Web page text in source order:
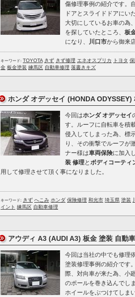
傷修理事例の紹介です。
ドアとスライドドアにい
大切にしているお車の為、
を探していたところ、 板
になり、 川口市から御来
キーワード: TOYOTA きず きず修理 エネオスプリカ トヨタ
金 板金塗装 練馬区 自動車修理 落書きキズ
ホンダ オデッセイ (HONDA ODYSSEY)
今回はホンダ オデッセイ
す。ルーフに自転車を積
侵入してしまった為、標
り、その衝撃でルーフが
ナー様は車両保険に加入
装 修理と ボディコーティ
用して修理させて頂く事になりました。
キーワード: きず へこみ ホンダ 保険修理 和光市 埼玉県 塗装
イント 練馬区 自動車修理
アウディ A3 (AUDI A3) 板金 塗装 自動
今回は当社の中でも修理
塗装修理事例の紹介です
際、対向車が来た為、小
のポールを巻き込んでし
ホイールをぶつけてしま